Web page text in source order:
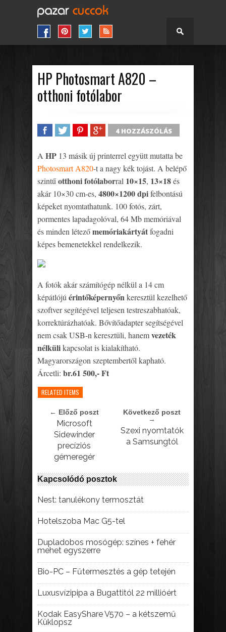
HP Photosmart A820 –
otthoni fotólabor
4 HOZZÁSZÓLÁS
A HP 13 másik új printerrel együtt mutatta be
Photosmart A820-t a nagy kék tojást. A belépő
szintűotthoni fotólaborral 10×15, 13×18és
akár 10×30 cm-es, 4800×1200 dpifelbontású
képeket nyomtathatunk. 100 fotós, zárt,
pormentes lapadagolóval, 64 Mb memóriával
és minden létezőmemóriakártyátfogadni
képes bemenetekkel rendelkezik.
A fotók akár számítógép nélkül a 14 cm
képátlójú érintőképernyőnkeresztül kezelhető
szoftver segítégével teljesen testreszabhatóak,
korrektúrázhatóak. Bővítőadapter segítségével
nem csak USB-n keresztüli, hanemvezeték
nélkülikapcsolat is kialakítható.
Magyarországon szeptembertől kapható.
Árcetli: br.61 500,- Ft
RELATED ITEMS
← Előző poszt
Microsoft
Sidewinder
precíziós
gémeregér
Következő poszt
→
Szexi nyomtatók
a Samsungtól
Kapcsolódó posztok
Nest: tanulékony termosztát
Hotelszoba Mac G5-tel
Dupladobos mosógép: színes + fehér
mehet egyszerre
Bio-PC – Fűtermesztés a gép tetején
Luxusvízipipa a Bugattitól 22 millióért
Kodak EasyShare V570 – a kétszemű
Küklopsz